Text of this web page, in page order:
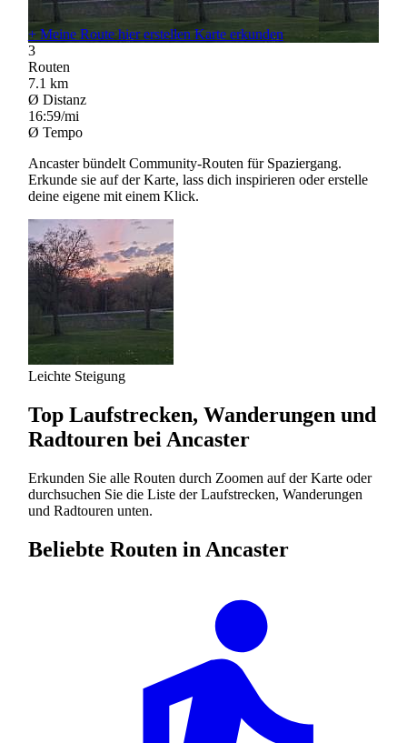
+Meine Route hier erstellen Karte erkunden
3
Routen
7.1 km
Ø Distanz
16:59/mi
Ø Tempo
Ancaster bündelt Community-Routen für Spaziergang.
Erkunde sie auf der Karte, lass dich inspirieren oder erstelle
deine eigene mit einem Klick.
Leichte Steigung
Top Laufstrecken, Wanderungen und
Radtouren bei Ancaster
Erkunden Sie alle Routen durch Zoomen auf der Karte oder
durchsuchen Sie die Liste der Laufstrecken, Wanderungen
und Radtouren unten.
Beliebte Routen in Ancaster